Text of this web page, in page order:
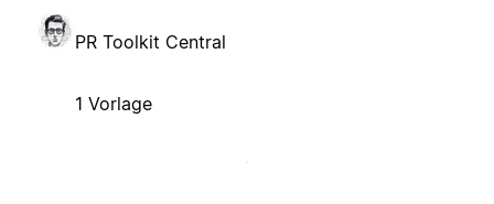
PR Toolkit Central
1 Vorlage